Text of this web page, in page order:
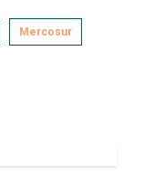
Mercosur